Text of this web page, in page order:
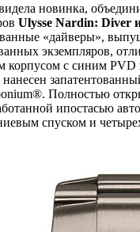
новинка,
Ulysse Nardin: Diver
«дайверы»,
экземпляров,
корпусом с синим
Полностью
ипостасью
спуском и